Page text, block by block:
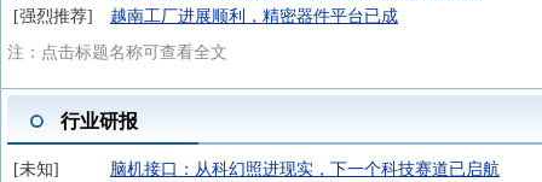
强烈推荐
越南工厂进展顺利，精密器件平台已成
注：点击标题名称可查看全文
行业研报
未知
脑机接口：从科幻照进现实，下一个科技赛道已启航